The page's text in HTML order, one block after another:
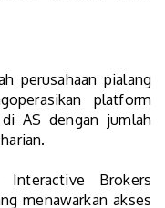
perusahaan pialang
platform
AS dengan jumlah
Interactive Brokers
menawarkan akses